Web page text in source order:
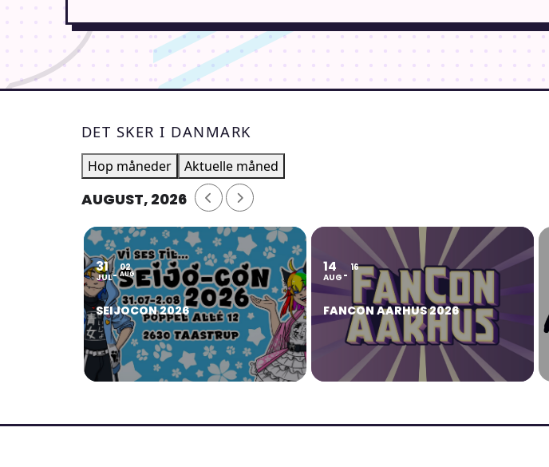
DET SKER I DANMARK
Hop måneder Aktuelle måned
AUGUST, 2026
31
JUL
02
AUG
SEIJOCON 2026
14
AUG
16
FANCON AARHUS 2026